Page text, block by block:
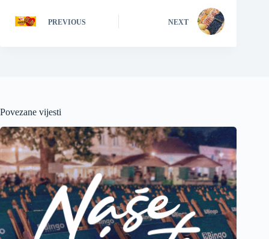
PREVIOUS NEXT
Povezane vijesti